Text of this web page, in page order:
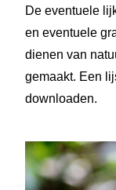
De eventuele
en eventuele
dienen van
gemaakt. Een
downloaden.